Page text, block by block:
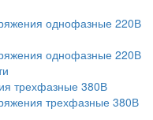
однофазные 220В
однофазные 220В
трехфазные 380В
трехфазные 380В